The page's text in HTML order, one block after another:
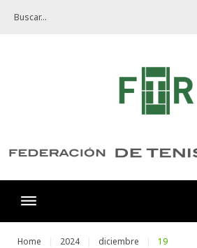
Home 2024 diciembre 19